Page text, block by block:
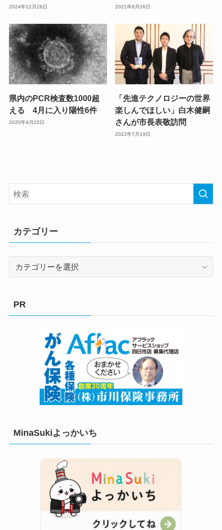
2024年12月26日 2021年8月26日
県内のPCR検査数1000超
える 4月に入り陽性6件
2020年4月15日
「先進テクノロジーの世界
楽しんでほしい」白木健嗣
さんが市長表敬訪問
2022年7月19日
カテゴリー
PR
MinaSukiよっかいち